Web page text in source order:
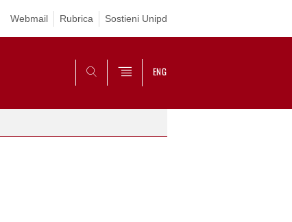
Webmail Rubrica Sostieni Unipd
CERCAENG